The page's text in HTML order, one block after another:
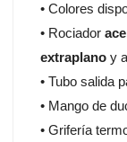
• Colores
• Rociador
extraplano y
• Tubo salida
• Mango de
• Grifería